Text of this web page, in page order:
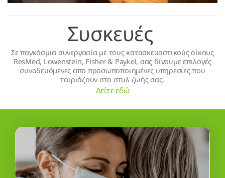
Συσκευές
Σε παγκόσμια συνεργασία με τους κατασκευαστικούς οίκους
ResMed, Lowenstein, Fisher & Paykel, σας δίνουμε επιλογές
συνοδευόμενες απο προσωποποιημένες υπηρεσίες που
ταιριάζουν στο στυλ ζωής σας.
Δείτε εδώ